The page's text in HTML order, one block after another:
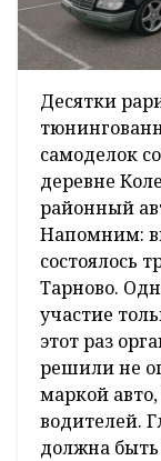
Десятки
самоделок
деревне
районный
Напомним:
состоялось
Тарново.
участие
этот раз
решили не
маркой
водителей.
должна